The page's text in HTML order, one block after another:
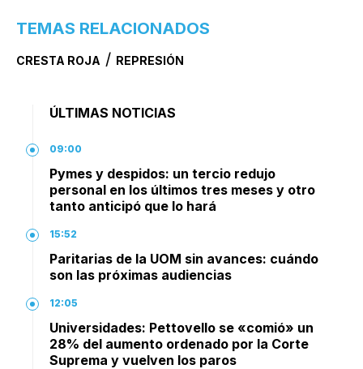
TEMAS RELACIONADOS
CRESTA ROJA / REPRESIÓN
ÚLTIMAS NOTICIAS
09:00
Pymes y despidos: un tercio redujo
personal en los últimos tres meses y otro
tanto anticipó que lo hará
15:52
Paritarias de la UOM sin avances: cuándo
son las próximas audiencias
12:05
Universidades: Pettovello se «comió» un
28% del aumento ordenado por la Corte
Suprema y vuelven los paros